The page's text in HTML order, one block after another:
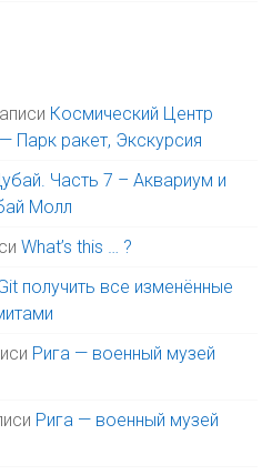
Космический Центр
Парк ракет, Экскурсия
Часть 7 – Аквариум и
Молл
What’s this … ?
получить все изменённые
Рига — военный музей
Рига — военный музей